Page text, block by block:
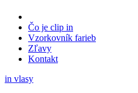
Čo je clip in
Vzorkovník farieb
Zľavy
Kontakt
in vlasy